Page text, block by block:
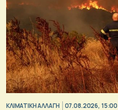
ΚΛΙΜΑΤΙΚΗ ΑΛΛΑΓΗ 07.08.2026, 15:00